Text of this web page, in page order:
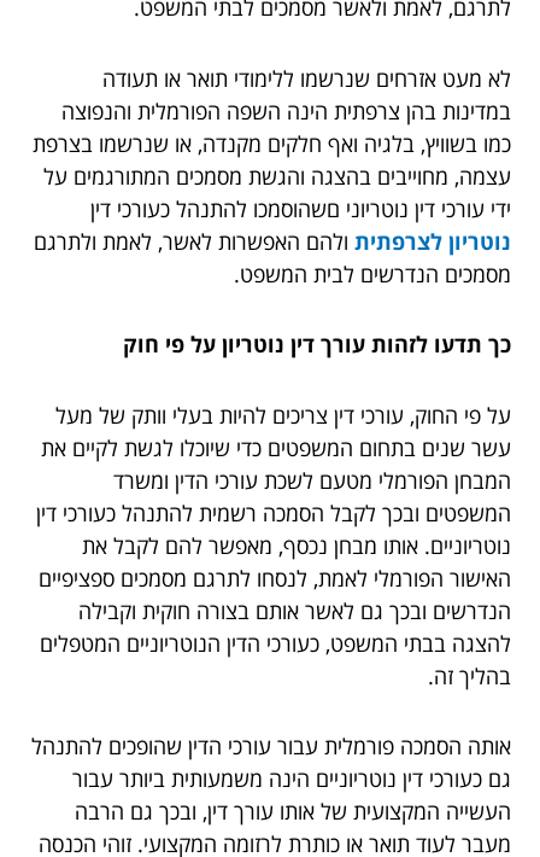
לתרגם, לאמת ולאשר מסמכים לבתי המשפט.
לא מעט אזרחים שנרשמו ללימודי תואר או תעודה
במדינות בהן צרפתית הינה השפה הפורמלית והנפוצה
כמו בשוויץ, בלגיה ואף חלקים מקנדה, או שנרשמו בצרפת
עצמה, מחוייבים בהצגה והגשת מסמכים המתורגמים על
ידי עורכי דין נוטריוני םשהוסמכו להתנהל כעורכי דין
נוטריון לצרפתית ולהם האפשרות לאשר, לאמת ולתרגם
מסמכים הנדרשים לבית המשפט.
כך תדעו לזהות עורך דין נוטריון על פי חוק
על פי החוק, עורכי דין צריכים להיות בעלי וותק של מעל
עשר שנים בתחום המשפטים כדי שיוכלו לגשת לקיים את
המבחן הפורמלי מטעם לשכת עורכי הדין ומשרד
המשפטים ובכך לקבל הסמכה רשמית להתנהל כעורכי דין
נוטריוניים. אותו מבחן נכסף, מאפשר להם לקבל את
האישור הפורמלי לאמת, לנסחו לתרגם מסמכים ספציפיים
הנדרשים ובכך גם לאשר אותם בצורה חוקית וקבילה
להצגה בבתי המשפט, כעורכי הדין הנוטריוניים המטפלים
בהליך זה.
אותה הסמכה פורמלית עבור עורכי הדין שהופכים להתנהל
גם כעורכי דין נוטריוניים הינה משמעותית ביותר עבור
העשייה המקצועית של אותו עורך דין, ובכך גם הרבה
מעבר לעוד תואר או כותרת לרזומה המקצועי. זוהי הכנסה